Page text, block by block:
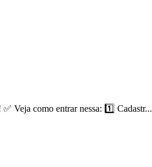
Veja como entrar nessa: 1️⃣ Cadastr...